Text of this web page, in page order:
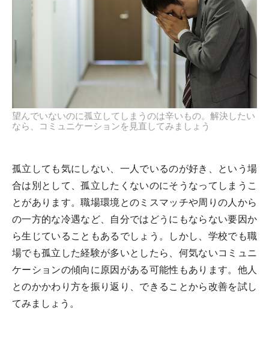
望んでいないのに孤立してしまうのは辛いもの。解決したい
なら、コミュニケーションを見直してみましょう
孤立しても気にしない、一人でいるのが好き、という場
合は別として、孤立したくないのにそうなってしまうこ
とがあります。職場環境とのミスマッチや周りの人から
の一方的な冷遇など、自分ではどうにもならない要因か
ら生じていることもあるでしょう。しかし、学校でも職
場でも孤立した経験が多いとしたら、何気ないコミュニ
ケーションの傾向に原因がある可能性もあります。他人
とのかかわり方を振り返り、できることから改善を試し
てみましょう。